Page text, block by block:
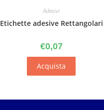
Adesivi
Etichette adesive Rettangolari
€0,07
Acquista